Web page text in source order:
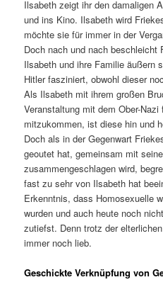
Ilsabeth zeigt ihr den damaligen
und ins Kino. Ilsabeth wird
möchte sie für immer in der
Doch nach und nach beschleicht
Ilsabeth und ihre Familie äußern
Hitler fasziniert, obwohl dieser
Als Ilsabeth mit ihrem großen
Veranstaltung mit dem Ober-
mitzukommen, ist diese hin und
Doch als in der Gegenwart
geoutet hat, gemeinsam mit
zusammengeschlagen wird,
fast zu sehr von Ilsabeth hat
Erkenntnis, dass Homosexuelle
wurden und auch heute noch
zutiefst. Denn trotz der
immer noch lieb.
Geschickte Verknüpfung von